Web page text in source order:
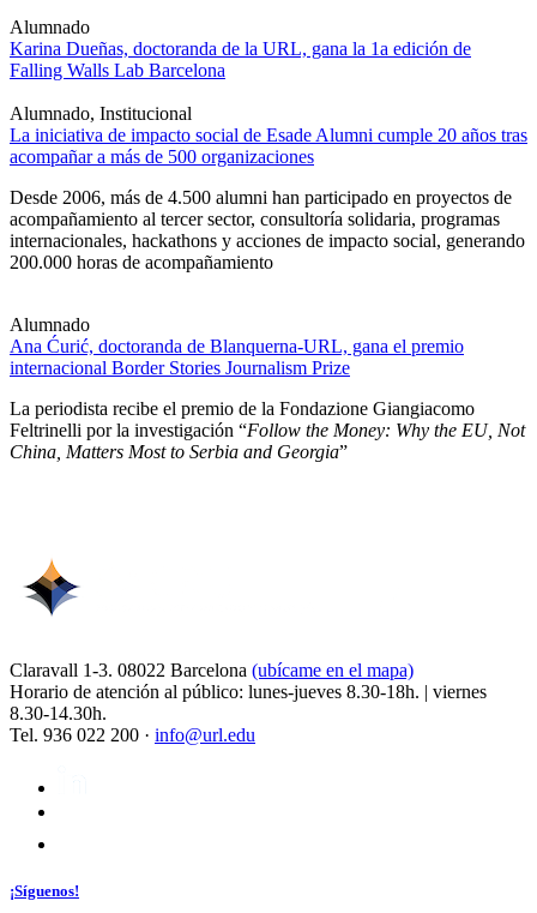
Alumnado
Karina Dueñas, doctoranda de la URL, gana la 1a edición de
Falling Walls Lab Barcelona
Alumnado, Institucional
La iniciativa de impacto social de Esade Alumni cumple 20 años tras
acompañar a más de 500 organizaciones
Desde 2006, más de 4.500 alumni han participado en proyectos de
acompañamiento al tercer sector, consultoría solidaria, programas
internacionales, hackathons y acciones de impacto social, generando
200.000 horas de acompañamiento
Alumnado
Ana Ćurić, doctoranda de Blanquerna-URL, gana el premio
internacional Border Stories Journalism Prize
La periodista recibe el premio de la Fondazione Giangiacomo
Feltrinelli por la investigación “Follow the Money: Why the EU, Not
China, Matters Most to Serbia and Georgia”
Claravall 1-3. 08022 Barcelona (ubícame en el mapa)
Horario de atención al público: lunes-jueves 8.30-18h. | viernes
8.30-14.30h.
Tel. 936 022 200 · info@url.edu
¡Síguenos!